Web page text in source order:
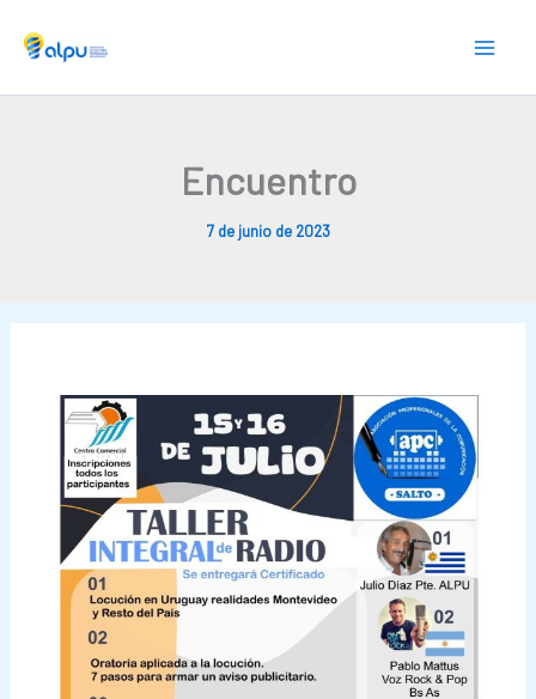
Encuentro
7 de junio de 2023